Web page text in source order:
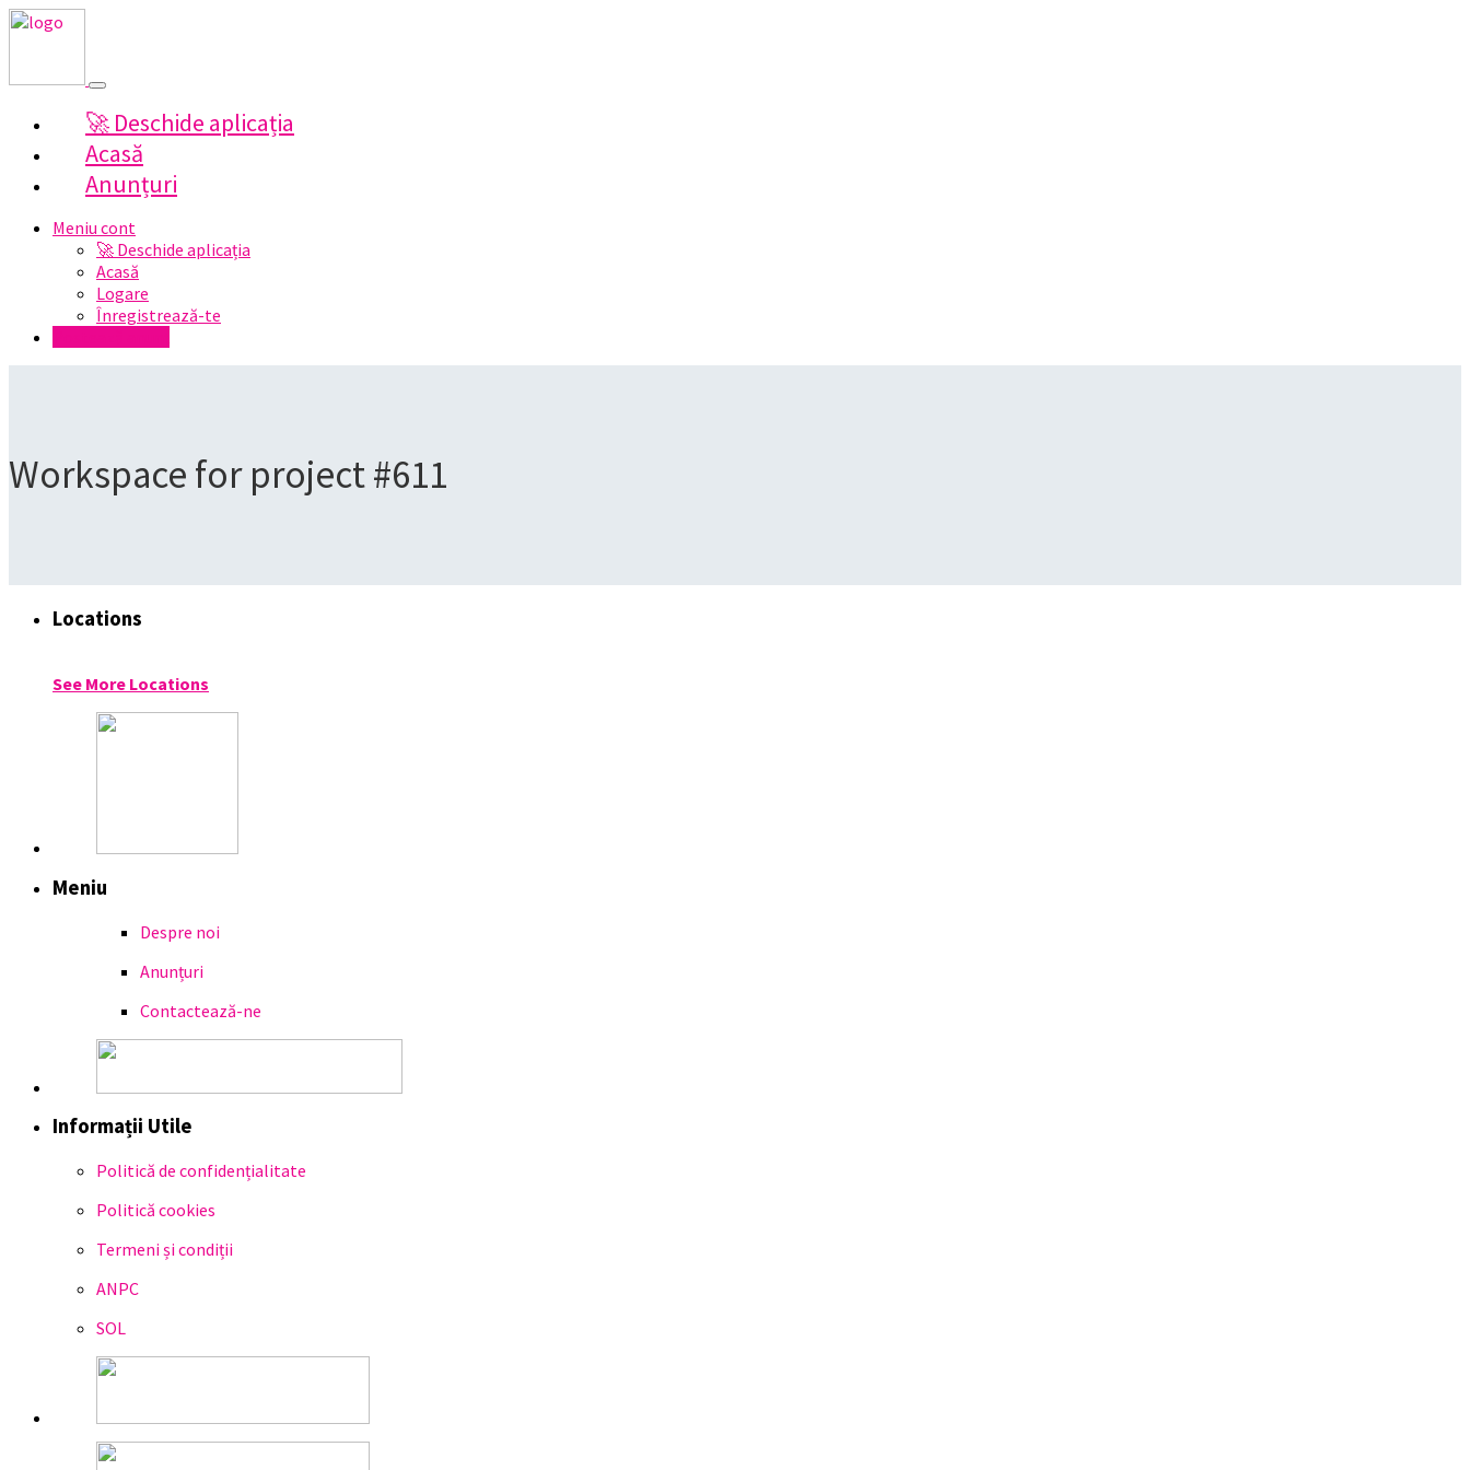
🚀 Deschide aplicația
Acasă
Anunțuri
Meniu cont
🚀 Deschide aplicația
Acasă
Logare
Înregistrează-te
Workspace for project #611
Locations
See More Locations
Meniu
Despre noi
Anunțuri
Contactează-ne
Informații Utile
Politică de confidențialitate
Politică cookies
Termeni și condiții
ANPC
SOL